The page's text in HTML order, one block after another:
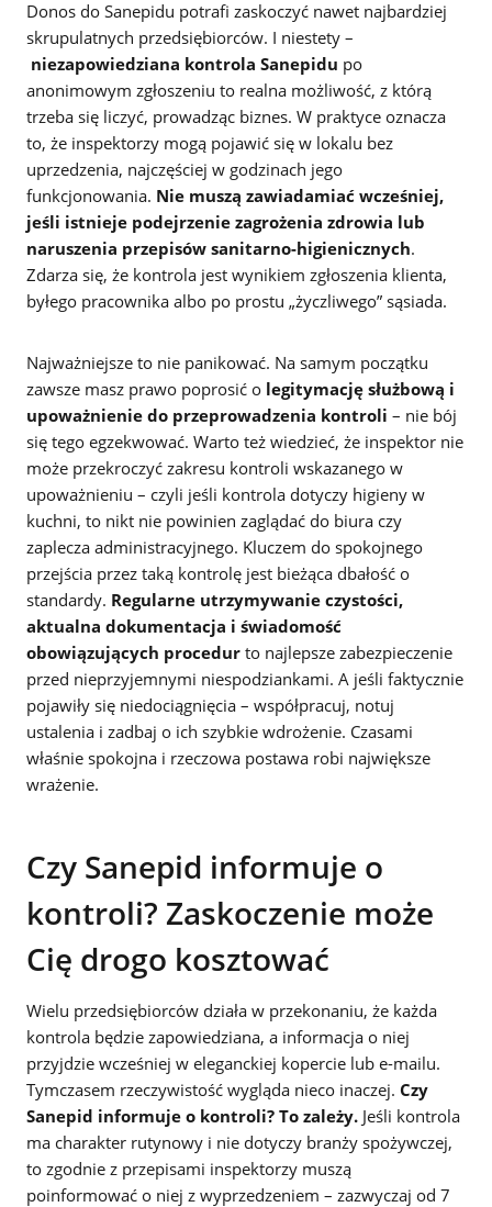
Donos do Sanepidu potrafi zaskoczyć nawet najbardziej
skrupulatnych przedsiębiorców. I niestety –
niezapowiedziana kontrola Sanepidu po
anonimowym zgłoszeniu to realna możliwość, z którą
trzeba się liczyć, prowadząc biznes. W praktyce oznacza
to, że inspektorzy mogą pojawić się w lokalu bez
uprzedzenia, najczęściej w godzinach jego
funkcjonowania. Nie muszą zawiadamiać wcześniej,
jeśli istnieje podejrzenie zagrożenia zdrowia lub
naruszenia przepisów sanitarno-higienicznych.
Zdarza się, że kontrola jest wynikiem zgłoszenia klienta,
byłego pracownika albo po prostu „życzliwego” sąsiada.
Najważniejsze to nie panikować. Na samym początku
zawsze masz prawo poprosić o legitymację służbową i
upoważnienie do przeprowadzenia kontroli – nie bój
się tego egzekwować. Warto też wiedzieć, że inspektor nie
może przekroczyć zakresu kontroli wskazanego w
upoważnieniu – czyli jeśli kontrola dotyczy higieny w
kuchni, to nikt nie powinien zaglądać do biura czy
zaplecza administracyjnego. Kluczem do spokojnego
przejścia przez taką kontrolę jest bieżąca dbałość o
standardy. Regularne utrzymywanie czystości,
aktualna dokumentacja i świadomość
obowiązujących procedur to najlepsze zabezpieczenie
przed nieprzyjemnymi niespodziankami. A jeśli faktycznie
pojawiły się niedociągnięcia – współpracuj, notuj
ustalenia i zadbaj o ich szybkie wdrożenie. Czasami
właśnie spokojna i rzeczowa postawa robi największe
wrażenie.
Czy Sanepid informuje o
kontroli? Zaskoczenie może
Cię drogo kosztować
Wielu przedsiębiorców działa w przekonaniu, że każda
kontrola będzie zapowiedziana, a informacja o niej
przyjdzie wcześniej w eleganckiej kopercie lub e-mailu.
Tymczasem rzeczywistość wygląda nieco inaczej. Czy
Sanepid informuje o kontroli? To zależy. Jeśli kontrola
ma charakter rutynowy i nie dotyczy branży spożywczej,
to zgodnie z przepisami inspektorzy muszą
poinformować o niej z wyprzedzeniem – zazwyczaj od 7